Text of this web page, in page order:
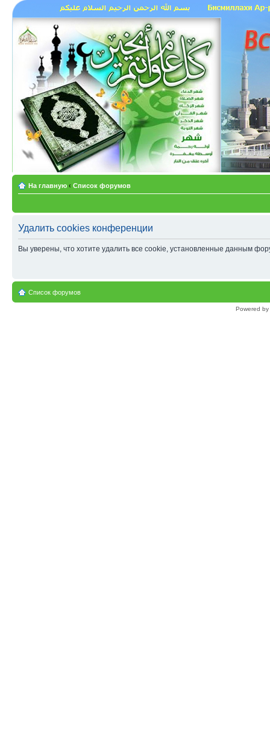
На главную ‹ Список форумов
Удалить cookies конференции
Вы уверены, что хотите удалить все cookie, установленные данным
Список форумов
Powered by